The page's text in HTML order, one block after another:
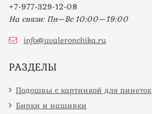
+7-977-329-12-08
На связи: Пн—Вс 10:00—19:00
info@uvaleronchika.ru
РАЗДЕЛЫ
Подошвы с картинкой для пинеток
Бирки и нашивки